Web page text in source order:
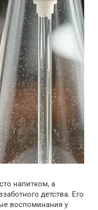
напитком, а
детства. Его
воспоминания у